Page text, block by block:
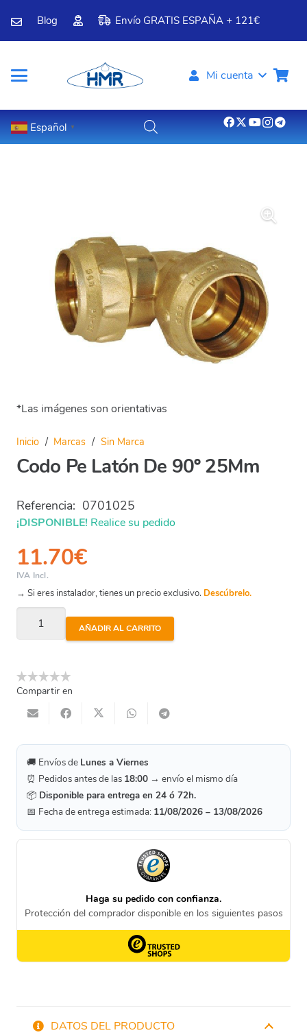
Blog Envío GRATIS ESPAÑA + 121€
Mi cuenta
Español ▼
*Las imágenes son orientativas
Inicio / Marcas / Sin Marca
Codo Pe Latón De 90º 25Mm
Referencia: 0701025
¡DISPONIBLE! Realice su pedido
11.70€
IVA Incl.
→ Si eres instalador, tienes un precio exclusivo. Descúbrelo.
Codo
Pe
De
90º
25Mm
AÑADIR AL CARRITO
Compartir en
🚚 Envíos de Lunes a Viernes
⏰ Pedidos antes de las 18:00 → envío el mismo día
📦 Disponible para entrega en 24 ó 72h.
📅 Fecha de entrega estimada: 11/08/2026 – 13/08/2026
DATOS DEL PRODUCTO